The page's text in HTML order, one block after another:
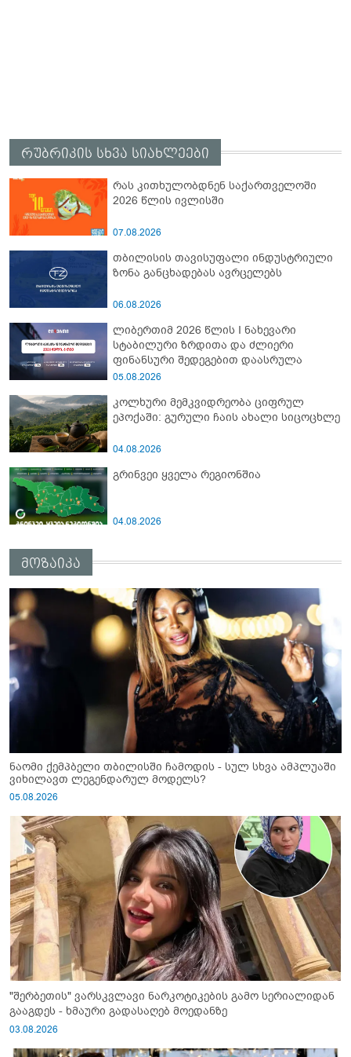
რუბრიკის სხვა სიახლეები
რას კითხულობდნენ საქართველოში
2026 წლის ივლისში
07.08.2026
თბილისის თავისუფალი ინდუსტრიული
ზონა განცხადებას ავრცელებს
06.08.2026
ლიბერთიმ 2026 წლის I ნახევარი
სტაბილური ზრდითა და ძლიერი
ფინანსური შედეგებით დაასრულა
05.08.2026
კოლხური მემკვიდრეობა ციფრულ
ეპოქაში: გურული ჩაის ახალი სიცოცხლე
04.08.2026
გრინვეი ყველა რეგიონშია
04.08.2026
მოზაიკა
ნაომი ქემპბელი თბილისში ჩამოდის - სულ სხვა ამპლუაში
ვიხილავთ ლეგენდარულ მოდელს?
05.08.2026
"შერბეთის" ვარსკვლავი ნარკოტიკების გამო სერიალიდან
გააგდეს - ხმაური გადასაღებ მოედანზე
03.08.2026